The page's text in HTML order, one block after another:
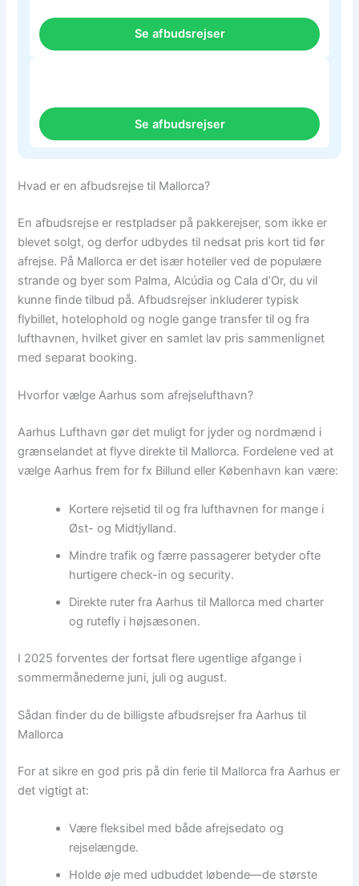
Se afbudsrejser
Se afbudsrejser
Hvad er en afbudsrejse til Mallorca?
En afbudsrejse er restpladser på pakkerejser, som ikke er
blevet solgt, og derfor udbydes til nedsat pris kort tid før
afrejse. På Mallorca er det især hoteller ved de populære
strande og byer som Palma, Alcúdia og Cala d’Or, du vil
kunne finde tilbud på. Afbudsrejser inkluderer typisk
flybillet, hotelophold og nogle gange transfer til og fra
lufthavnen, hvilket giver en samlet lav pris sammenlignet
med separat booking.
Hvorfor vælge Aarhus som afrejselufthavn?
Aarhus Lufthavn gør det muligt for jyder og nordmænd i
grænselandet at flyve direkte til Mallorca. Fordelene ved at
vælge Aarhus frem for fx Billund eller København kan være:
Kortere rejsetid til og fra lufthavnen for mange i
Øst- og Midtjylland.
Mindre trafik og færre passagerer betyder ofte
hurtigere check-in og security.
Direkte ruter fra Aarhus til Mallorca med charter
og rutefly i højsæsonen.
I 2025 forventes der fortsat flere ugentlige afgange i
sommermånederne juni, juli og august.
Sådan finder du de billigste afbudsrejser fra Aarhus til
Mallorca
For at sikre en god pris på din ferie til Mallorca fra Aarhus er
det vigtigt at:
Være fleksibel med både afrejsedato og
rejselængde.
Holde øje med udbuddet løbende—de største